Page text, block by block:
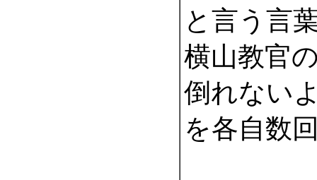
と言う言
横山教官
倒れない
を各自数